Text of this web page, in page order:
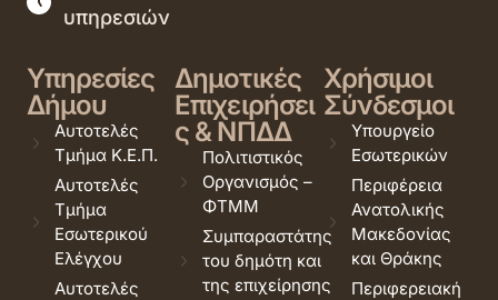
υπηρεσιών
Υπηρεσίες
Δήμου
Αυτοτελές
Τμήμα Κ.Ε.Π.
Αυτοτελές
Τμήμα
Εσωτερικού
Ελέγχου
Αυτοτελές
Δημοτικές
Επιχειρήσει
ς & ΝΠΔΔ
Πολιτιστικός
Οργανισμός –
ΦΤΜΜ
Συμπαραστάτης
του δημότη και
της επιχείρησης
Χρήσιμοι
Σύνδεσμοι
Υπουργείο
Εσωτερικών
Περιφέρεια
Ανατολικής
Μακεδονίας
και Θράκης
Περιφερειακή